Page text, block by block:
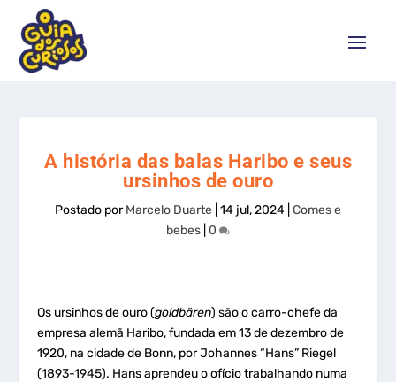
A história das balas Haribo e seus
ursinhos de ouro
Postado porMarcelo Duarte 14 jul, 2024 Comes e
bebes 0
Os ursinhos de ouro (goldbären) são o carro-chefe da
empresa alemã Haribo, fundada em 13 de dezembro de
1920, na cidade de Bonn, por Johannes “Hans” Riegel
(1893-1945). Hans aprendeu o ofício trabalhando numa